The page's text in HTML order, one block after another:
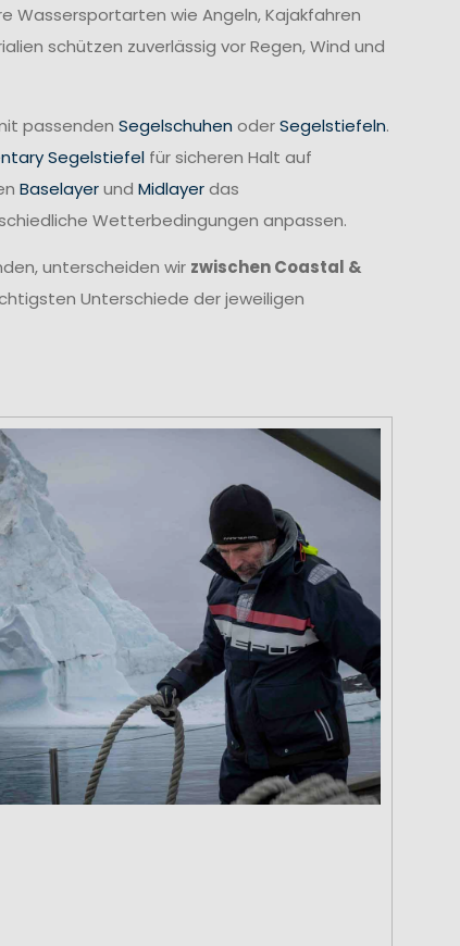
Wassersportarten wie Angeln, Kajakfahren
schützen zuverlässig vor Regen, Wind und
passenden Segelschuhen oderSegelstiefeln.
Segelstiefelfür sicheren Halt auf
Baselayerund Midlayerdas
Wetterbedingungen anpassen.
unterscheiden wir zwischen Coastal &
Unterschiede der jeweiligen